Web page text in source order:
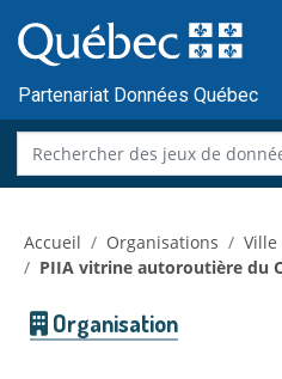
au
contenu
Partenariat Données Québec
Accueil Organisations
Ville
PIIA vitrine autoroutière du
Organisation